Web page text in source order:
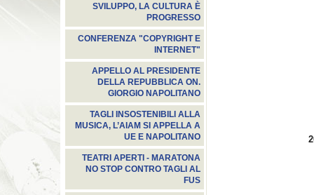
SVILUPPO, LA CULTURA È
PROGRESSO
CONFERENZA "COPYRIGHT E
INTERNET"
APPELLO AL PRESIDENTE
DELLA REPUBBLICA ON.
GIORGIO NAPOLITANO
TAGLI INSOSTENIBILI ALLA
MUSICA, L’AIAM SI APPELLA A
UE E NAPOLITANO
TEATRI APERTI - MARATONA
NO STOP CONTRO TAGLI AL
FUS